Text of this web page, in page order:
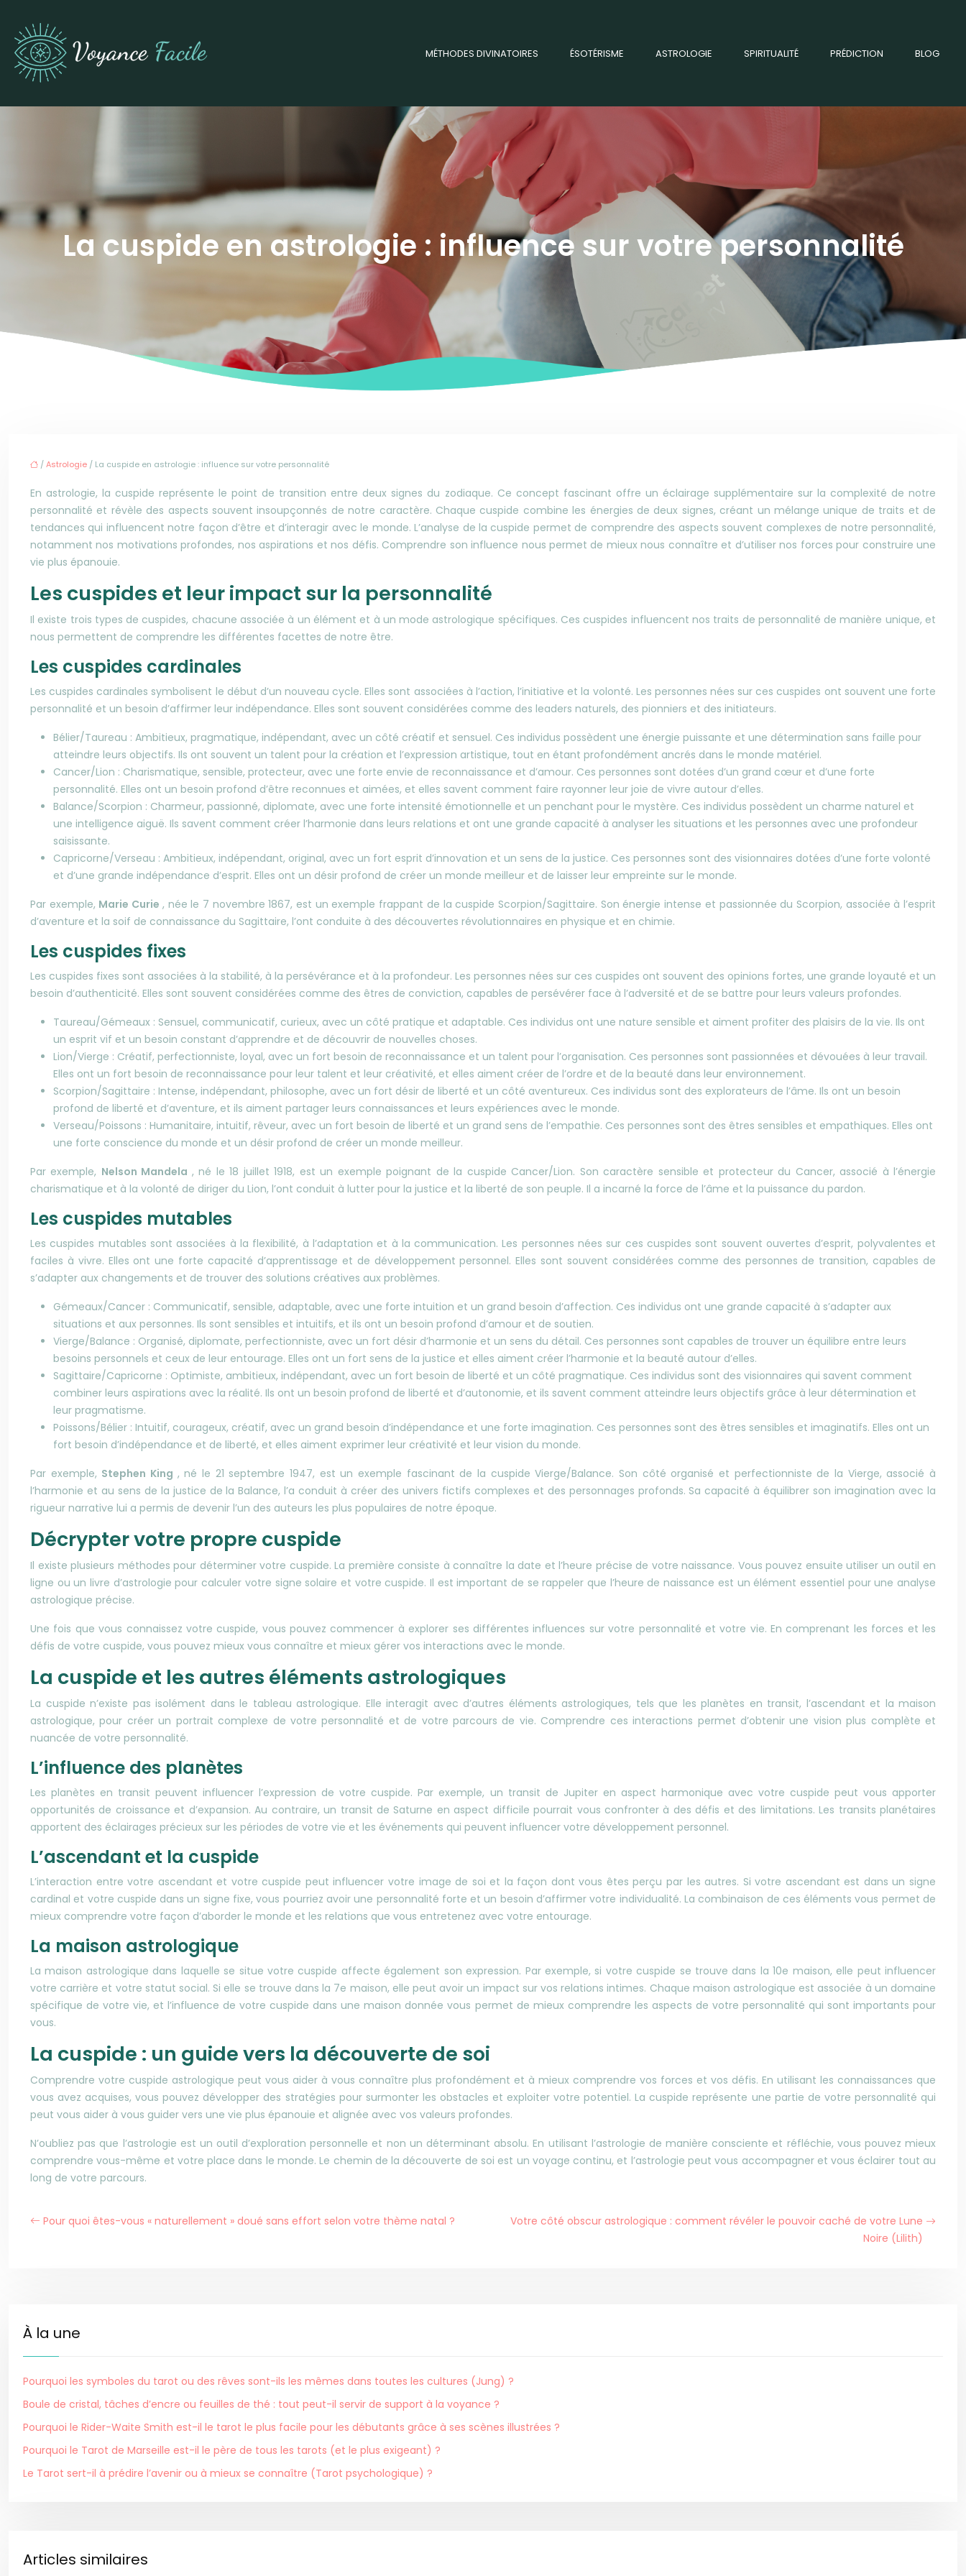
MÉTHODES DIVINATOIRES ÉSOTÉRISME ASTROLOGIE SPIRITUALITÉ PRÉDICTION BLOG
La cuspide en astrologie : influence sur votre personnalité
/Astrologie / La cuspide en astrologie : influence sur votre personnalité
En astrologie, la cuspide représente le point de transition entre deux signes du zodiaque. Ce concept fascinant offre un éclairage supplémentaire sur la complexité de notre
personnalité et révèle des aspects souvent insoupçonnés de notre caractère. Chaque cuspide combine les énergies de deux signes, créant un mélange unique de traits et de
tendances qui influencent notre façon d’être et d’interagir avec le monde. L’analyse de la cuspide permet de comprendre des aspects souvent complexes de notre personnalité,
notamment nos motivations profondes, nos aspirations et nos défis. Comprendre son influence nous permet de mieux nous connaître et d’utiliser nos forces pour construire une
vie plus épanouie.
Les cuspides et leur impact sur la personnalité
Il existe trois types de cuspides, chacune associée à un élément et à un mode astrologique spécifiques. Ces cuspides influencent nos traits de personnalité de manière unique, et
nous permettent de comprendre les différentes facettes de notre être.
Les cuspides cardinales
Les cuspides cardinales symbolisent le début d’un nouveau cycle. Elles sont associées à l’action, l’initiative et la volonté. Les personnes nées sur ces cuspides ont souvent une forte
personnalité et un besoin d’affirmer leur indépendance. Elles sont souvent considérées comme des leaders naturels, des pionniers et des initiateurs.
Bélier/Taureau : Ambitieux, pragmatique, indépendant, avec un côté créatif et sensuel. Ces individus possèdent une énergie puissante et une détermination sans faille pour
atteindre leurs objectifs. Ils ont souvent un talent pour la création et l’expression artistique, tout en étant profondément ancrés dans le monde matériel.
Cancer/Lion : Charismatique, sensible, protecteur, avec une forte envie de reconnaissance et d’amour. Ces personnes sont dotées d’un grand cœur et d’une forte
personnalité. Elles ont un besoin profond d’être reconnues et aimées, et elles savent comment faire rayonner leur joie de vivre autour d’elles.
Balance/Scorpion : Charmeur, passionné, diplomate, avec une forte intensité émotionnelle et un penchant pour le mystère. Ces individus possèdent un charme naturel et
une intelligence aiguë. Ils savent comment créer l’harmonie dans leurs relations et ont une grande capacité à analyser les situations et les personnes avec une profondeur
saisissante.
Capricorne/Verseau : Ambitieux, indépendant, original, avec un fort esprit d’innovation et un sens de la justice. Ces personnes sont des visionnaires dotées d’une forte volonté
et d’une grande indépendance d’esprit. Elles ont un désir profond de créer un monde meilleur et de laisser leur empreinte sur le monde.
Par exemple, Marie Curie , née le 7 novembre 1867, est un exemple frappant de la cuspide Scorpion/Sagittaire. Son énergie intense et passionnée du Scorpion, associée à l’esprit
d’aventure et la soif de connaissance du Sagittaire, l’ont conduite à des découvertes révolutionnaires en physique et en chimie.
Les cuspides fixes
Les cuspides fixes sont associées à la stabilité, à la persévérance et à la profondeur. Les personnes nées sur ces cuspides ont souvent des opinions fortes, une grande loyauté et un
besoin d’authenticité. Elles sont souvent considérées comme des êtres de conviction, capables de persévérer face à l’adversité et de se battre pour leurs valeurs profondes.
Taureau/Gémeaux : Sensuel, communicatif, curieux, avec un côté pratique et adaptable. Ces individus ont une nature sensible et aiment profiter des plaisirs de la vie. Ils ont
un esprit vif et un besoin constant d’apprendre et de découvrir de nouvelles choses.
Lion/Vierge : Créatif, perfectionniste, loyal, avec un fort besoin de reconnaissance et un talent pour l’organisation. Ces personnes sont passionnées et dévouées à leur travail.
Elles ont un fort besoin de reconnaissance pour leur talent et leur créativité, et elles aiment créer de l’ordre et de la beauté dans leur environnement.
Scorpion/Sagittaire : Intense, indépendant, philosophe, avec un fort désir de liberté et un côté aventureux. Ces individus sont des explorateurs de l’âme. Ils ont un besoin
profond de liberté et d’aventure, et ils aiment partager leurs connaissances et leurs expériences avec le monde.
Verseau/Poissons : Humanitaire, intuitif, rêveur, avec un fort besoin de liberté et un grand sens de l’empathie. Ces personnes sont des êtres sensibles et empathiques. Elles ont
une forte conscience du monde et un désir profond de créer un monde meilleur.
Par exemple, Nelson Mandela , né le 18 juillet 1918, est un exemple poignant de la cuspide Cancer/Lion. Son caractère sensible et protecteur du Cancer, associé à l’énergie
charismatique et à la volonté de diriger du Lion, l’ont conduit à lutter pour la justice et la liberté de son peuple. Il a incarné la force de l’âme et la puissance du pardon.
Les cuspides mutables
Les cuspides mutables sont associées à la flexibilité, à l’adaptation et à la communication. Les personnes nées sur ces cuspides sont souvent ouvertes d’esprit, polyvalentes et
faciles à vivre. Elles ont une forte capacité d’apprentissage et de développement personnel. Elles sont souvent considérées comme des personnes de transition, capables de
s’adapter aux changements et de trouver des solutions créatives aux problèmes.
Gémeaux/Cancer : Communicatif, sensible, adaptable, avec une forte intuition et un grand besoin d’affection. Ces individus ont une grande capacité à s’adapter aux
situations et aux personnes. Ils sont sensibles et intuitifs, et ils ont un besoin profond d’amour et de soutien.
Vierge/Balance : Organisé, diplomate, perfectionniste, avec un fort désir d’harmonie et un sens du détail. Ces personnes sont capables de trouver un équilibre entre leurs
besoins personnels et ceux de leur entourage. Elles ont un fort sens de la justice et elles aiment créer l’harmonie et la beauté autour d’elles.
Sagittaire/Capricorne : Optimiste, ambitieux, indépendant, avec un fort besoin de liberté et un côté pragmatique. Ces individus sont des visionnaires qui savent comment
combiner leurs aspirations avec la réalité. Ils ont un besoin profond de liberté et d’autonomie, et ils savent comment atteindre leurs objectifs grâce à leur détermination et
leur pragmatisme.
Poissons/Bélier : Intuitif, courageux, créatif, avec un grand besoin d’indépendance et une forte imagination. Ces personnes sont des êtres sensibles et imaginatifs. Elles ont un
fort besoin d’indépendance et de liberté, et elles aiment exprimer leur créativité et leur vision du monde.
Par exemple, Stephen King , né le 21 septembre 1947, est un exemple fascinant de la cuspide Vierge/Balance. Son côté organisé et perfectionniste de la Vierge, associé à
l’harmonie et au sens de la justice de la Balance, l’a conduit à créer des univers fictifs complexes et des personnages profonds. Sa capacité à équilibrer son imagination avec la
rigueur narrative lui a permis de devenir l’un des auteurs les plus populaires de notre époque.
Décrypter votre propre cuspide
Il existe plusieurs méthodes pour déterminer votre cuspide. La première consiste à connaître la date et l’heure précise de votre naissance. Vous pouvez ensuite utiliser un outil en
ligne ou un livre d’astrologie pour calculer votre signe solaire et votre cuspide. Il est important de se rappeler que l’heure de naissance est un élément essentiel pour une analyse
astrologique précise.
Une fois que vous connaissez votre cuspide, vous pouvez commencer à explorer ses différentes influences sur votre personnalité et votre vie. En comprenant les forces et les
défis de votre cuspide, vous pouvez mieux vous connaître et mieux gérer vos interactions avec le monde.
La cuspide et les autres éléments astrologiques
La cuspide n’existe pas isolément dans le tableau astrologique. Elle interagit avec d’autres éléments astrologiques, tels que les planètes en transit, l’ascendant et la maison
astrologique, pour créer un portrait complexe de votre personnalité et de votre parcours de vie. Comprendre ces interactions permet d’obtenir une vision plus complète et
nuancée de votre personnalité.
L’influence des planètes
Les planètes en transit peuvent influencer l’expression de votre cuspide. Par exemple, un transit de Jupiter en aspect harmonique avec votre cuspide peut vous apporter
opportunités de croissance et d’expansion. Au contraire, un transit de Saturne en aspect difficile pourrait vous confronter à des défis et des limitations. Les transits planétaires
apportent des éclairages précieux sur les périodes de votre vie et les événements qui peuvent influencer votre développement personnel.
L’ascendant et la cuspide
L’interaction entre votre ascendant et votre cuspide peut influencer votre image de soi et la façon dont vous êtes perçu par les autres. Si votre ascendant est dans un signe
cardinal et votre cuspide dans un signe fixe, vous pourriez avoir une personnalité forte et un besoin d’affirmer votre individualité. La combinaison de ces éléments vous permet de
mieux comprendre votre façon d’aborder le monde et les relations que vous entretenez avec votre entourage.
La maison astrologique
La maison astrologique dans laquelle se situe votre cuspide affecte également son expression. Par exemple, si votre cuspide se trouve dans la 10e maison, elle peut influencer
votre carrière et votre statut social. Si elle se trouve dans la 7e maison, elle peut avoir un impact sur vos relations intimes. Chaque maison astrologique est associée à un domaine
spécifique de votre vie, et l’influence de votre cuspide dans une maison donnée vous permet de mieux comprendre les aspects de votre personnalité qui sont importants pour
vous.
La cuspide : un guide vers la découverte de soi
Comprendre votre cuspide astrologique peut vous aider à vous connaître plus profondément et à mieux comprendre vos forces et vos défis. En utilisant les connaissances que
vous avez acquises, vous pouvez développer des stratégies pour surmonter les obstacles et exploiter votre potentiel. La cuspide représente une partie de votre personnalité qui
peut vous aider à vous guider vers une vie plus épanouie et alignée avec vos valeurs profondes.
N’oubliez pas que l’astrologie est un outil d’exploration personnelle et non un déterminant absolu. En utilisant l’astrologie de manière consciente et réfléchie, vous pouvez mieux
comprendre vous-même et votre place dans le monde. Le chemin de la découverte de soi est un voyage continu, et l’astrologie peut vous accompagner et vous éclairer tout au
long de votre parcours.
Pour quoi êtes-vous « naturellement » doué sans effort selon votre thème natal ?
Votre côté obscur astrologique : comment révéler le pouvoir caché de votre Lune
Noire (Lilith)
À la une
Pourquoi les symboles du tarot ou des rêves sont-ils les mêmes dans toutes les cultures (Jung) ?
Boule de cristal, tâches d’encre ou feuilles de thé : tout peut-il servir de support à la voyance ?
Pourquoi le Rider-Waite Smith est-il le tarot le plus facile pour les débutants grâce à ses scènes illustrées ?
Pourquoi le Tarot de Marseille est-il le père de tous les tarots (et le plus exigeant) ?
Le Tarot sert-il à prédire l’avenir ou à mieux se connaître (Tarot psychologique) ?
Articles similaires